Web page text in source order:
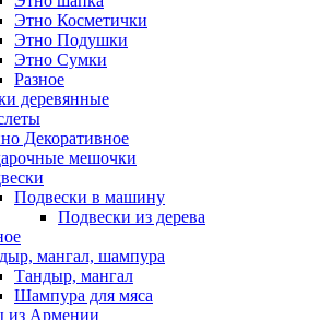
Этно Косметички
Этно Подушки
Этно Сумки
Разное
деревянные
Декоративное
мешочки
Подвески в машину
Подвески из дерева
мангал, шампура
Тандыр, мангал
Шампура для мяса
из Армении